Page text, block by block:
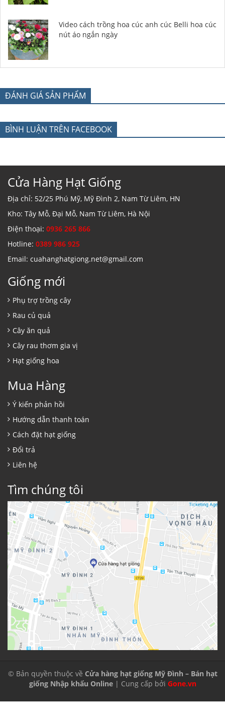
Video cách trồng hoa cúc anh cúc Belli hoa cúc
nút áo ngắn ngày
ĐÁNH GIÁ SẢN PHẨM
BÌNH LUẬN TRÊN FACEBOOK
Cửa Hàng Hạt Giống
Địa chỉ: 52/25 Phú Mỹ, Mỹ Đình 2, Nam Từ Liêm, HN
Kho: Tây Mỗ, Đại Mỗ, Nam Từ Liêm, Hà Nội
Điện thoại: 0936 265 866
Hotline: 0389 986 925
Email: cuahanghatgiong.net@gmail.com
Giống mới
Phụ trợ trồng cây
Rau củ quả
Cây ăn quả
Cây rau thơm gia vị
Hạt giống hoa
Mua Hàng
Ý kiến phản hồi
Hướng dẫn thanh toán
Cách đặt hạt giống
Đổi trả
Liên hệ
Tìm chúng tôi
© Bản quyền thuộc về Cửa hàng hạt giống Mỹ Đình – Bán hạt
giống Nhập khẩu Online| Cung cấp bởi Gone.vn